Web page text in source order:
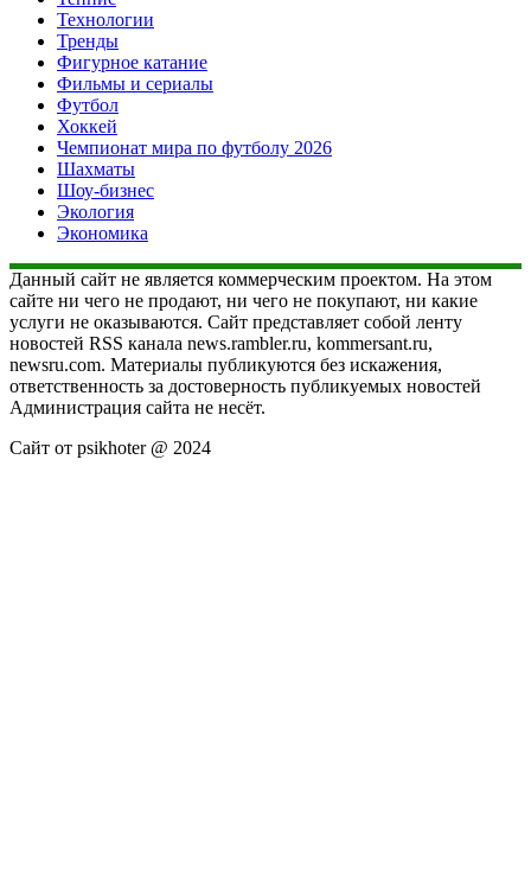
Технологии
Тренды
Фигурное катание
Фильмы и сериалы
Футбол
Хоккей
Чемпионат мира по футболу 2026
Шахматы
Шоу-бизнес
Экология
Экономика
Данный сайт не является коммерческим проектом. На этом
сайте ни чего не продают, ни чего не покупают, ни какие
услуги не оказываются. Сайт представляет собой ленту
новостей RSS канала news.rambler.ru, kommersant.ru,
newsru.com. Материалы публикуются без искажения,
ответственность за достоверность публикуемых новостей
Администрация сайта не несёт.
Сайт от psikhoter @ 2024